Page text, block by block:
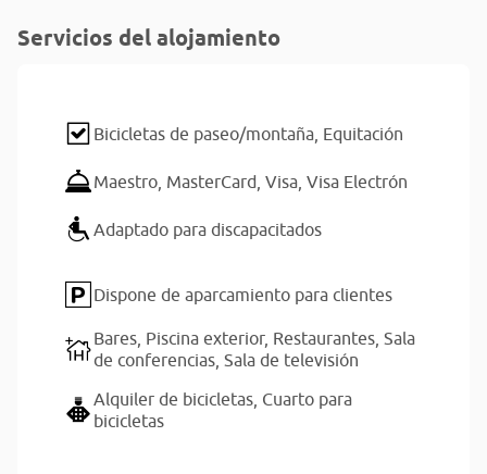
Servicios del alojamiento
Bicicletas de paseo/montaña, Equitación
Maestro, MasterCard, Visa, Visa Electrón
Adaptado para discapacitados
Dispone de aparcamiento para clientes
Bares, Piscina exterior, Restaurantes, Sala
de conferencias, Sala de televisión
Alquiler de bicicletas, Cuarto para
bicicletas